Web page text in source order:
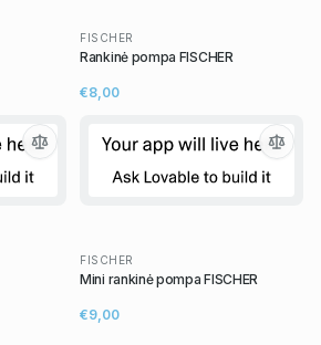
FISCHER
Rankinė pompa FISCHER
€8,00
FISCHER
Mini rankinė pompa FISCHER
€9,00